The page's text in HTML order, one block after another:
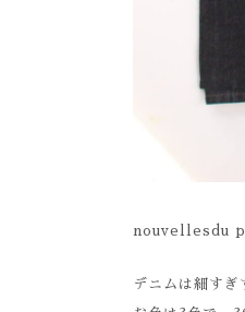
nouvellesdu
デニムは細すぎ